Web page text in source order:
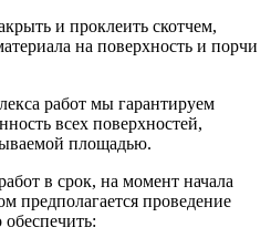
и проклеить скотчем,
на поверхность и порчи
работ мы гарантируем
всех поверхностей,
площадью.
в срок, на момент начала
предполагается проведение
обеспечить: